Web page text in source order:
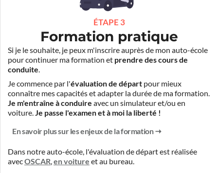
ÉTAPE 3
Formation pratique
Si je le souhaite, je peux m'inscrire auprès de mon auto-école
pour continuer ma formation et prendre des cours de
conduite.
Je commence par l'évaluation de départ pour mieux
connaître mes capacités et adapter la durée de ma formation.
Je m'entraîne à conduire avec un simulateur et/ou en
voiture.Je passe l'examen et à moi la liberté !
En savoir plus sur les enjeux de la formation
Dans notre auto-école, l'évaluation de départ est réalisée
avecOSCAR,en voiture etau bureau.